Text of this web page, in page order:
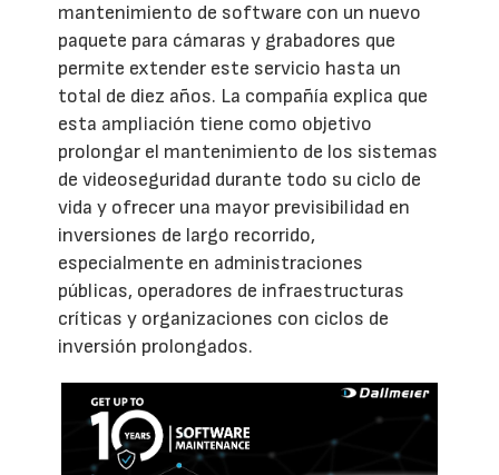
mantenimiento de software con un nuevo
paquete para cámaras y grabadores que
permite extender este servicio hasta un
total de diez años. La compañía explica que
esta ampliación tiene como objetivo
prolongar el mantenimiento de los sistemas
de videoseguridad durante todo su ciclo de
vida y ofrecer una mayor previsibilidad en
inversiones de largo recorrido,
especialmente en administraciones
públicas, operadores de infraestructuras
críticas y organizaciones con ciclos de
inversión prolongados.